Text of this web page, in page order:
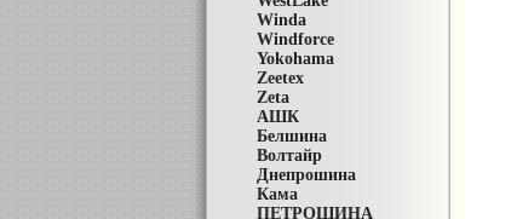
Winda
Windforce
Yokohama
Zeetex
Zeta
АШК
Белшина
Волтайр
Днепрошина
Кама
ПЕТРОШИНА